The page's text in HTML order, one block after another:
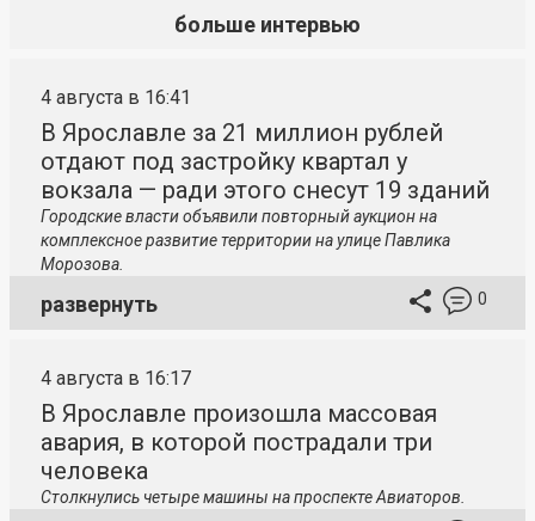
больше интервью
4 августа в 16:41
В Ярославле за 21 миллион рублей
отдают под застройку квартал у
вокзала — ради этого снесут 19 зданий
Городские власти объявили повторный аукцион на
комплексное развитие территории на улице Павлика
Морозова.
развернуть 0
4 августа в 16:17
В Ярославле произошла массовая
авария, в которой пострадали три
человека
Столкнулись четыре машины на проспекте Авиаторов.